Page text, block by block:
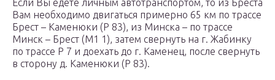
Если Вы едете личным автотранспортом, то из Бреста
Вам необходимо двигаться примерно 65 км по трассе
Брест – Каменюки (Р 83), из Минска – по трассе
Минск – Брест (М1 1), затем свернуть на г. Жабинку
по трассе Р 7 и доехать до г. Каменец, после свернуть
в сторону д. Каменюки (Р 83).